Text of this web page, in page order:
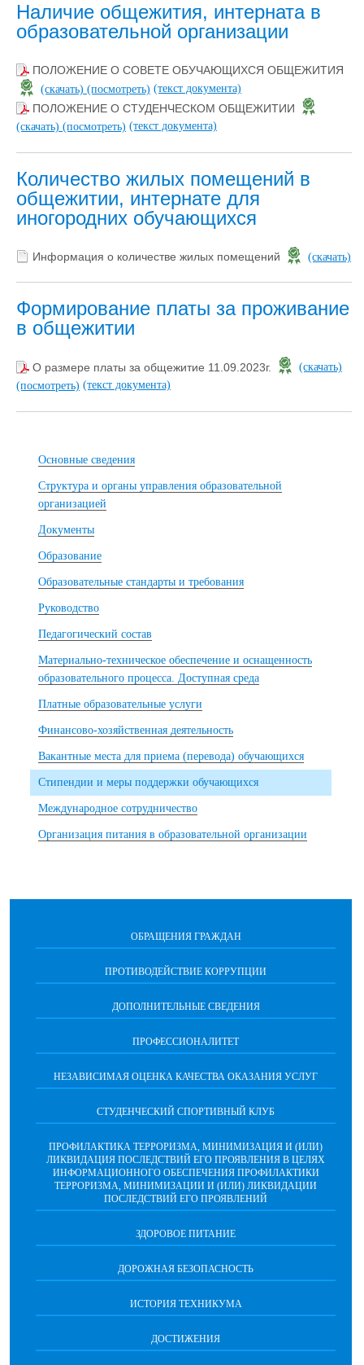
Наличие общежития, интерната в
образовательной организации
ПОЛОЖЕНИЕ О СОВЕТЕ ОБУЧАЮЩИХСЯ ОБЩЕЖИТИЯ
(скачать) (посмотреть) (текст документа)
ПОЛОЖЕНИЕ О СТУДЕНЧЕСКОМ ОБЩЕЖИТИИ
(скачать) (посмотреть) (текст документа)
Количество жилых помещений в
общежитии, интернате для
иногородних обучающихся
Информация о количестве жилых помещений (скачать)
Формирование платы за проживание
в общежитии
О размере платы за общежитие 11.09.2023г.
(скачать)
(посмотреть) (текст документа)
Основные сведения
Структура и органы управления образовательной
организацией
Документы
Образование
Образовательные стандарты и требования
Руководство
Педагогический состав
Материально-техническое обеспечение и оснащенность
образовательного процесса. Доступная среда
Платные образовательные услуги
Финансово-хозяйственная деятельность
Вакантные места для приема (перевода) обучающихся
Стипендии и меры поддержки обучающихся
Международное сотрудничество
Организация питания в образовательной организации
ОБРАЩЕНИЯ ГРАЖДАН
ПРОТИВОДЕЙСТВИЕ КОРРУПЦИИ
ДОПОЛНИТЕЛЬНЫЕ СВЕДЕНИЯ
ПРОФЕССИОНАЛИТЕТ
НЕЗАВИСИМАЯ ОЦЕНКА КАЧЕСТВА ОКАЗАНИЯ УСЛУГ
СТУДЕНЧЕСКИЙ СПОРТИВНЫЙ КЛУБ
ПРОФИЛАКТИКА ТЕРРОРИЗМА, МИНИМИЗАЦИЯ И (ИЛИ)
ЛИКВИДАЦИЯ ПОСЛЕДСТВИЙ ЕГО ПРОЯВЛЕНИЯ В ЦЕЛЯХ
ИНФОРМАЦИОННОГО ОБЕСПЕЧЕНИЯ ПРОФИЛАКТИКИ
ТЕРРОРИЗМА, МИНИМИЗАЦИИ И (ИЛИ) ЛИКВИДАЦИИ
ПОСЛЕДСТВИЙ ЕГО ПРОЯВЛЕНИЙ
ЗДОРОВОЕ ПИТАНИЕ
ДОРОЖНАЯ БЕЗОПАСНОСТЬ
ИСТОРИЯ ТЕХНИКУМА
ДОСТИЖЕНИЯ